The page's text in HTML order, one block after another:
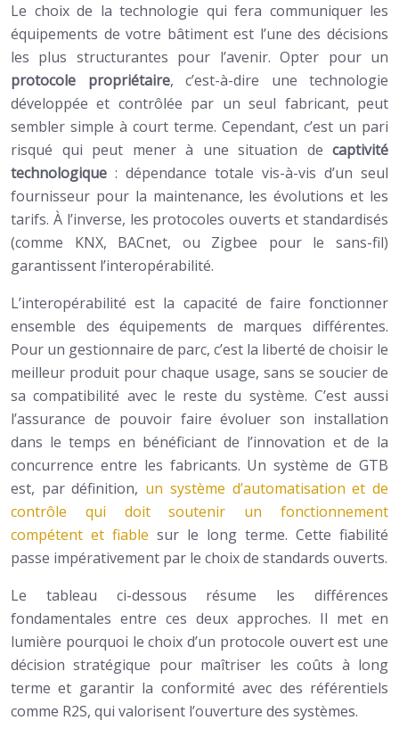
Le choix de la technologie qui fera communiquer les
équipements de votre bâtiment est l’une des décisions
les plus structurantes pour l’avenir. Opter pour un
protocole propriétaire, c’est-à-dire une technologie
développée et contrôlée par un seul fabricant, peut
sembler simple à court terme. Cependant, c’est un pari
risqué qui peut mener à une situation de captivité
technologique : dépendance totale vis-à-vis d’un seul
fournisseur pour la maintenance, les évolutions et les
tarifs. À l’inverse, les protocoles ouverts et standardisés
(comme KNX, BACnet, ou Zigbee pour le sans-fil)
garantissent l’interopérabilité.
L’interopérabilité est la capacité de faire fonctionner
ensemble des équipements de marques différentes.
Pour un gestionnaire de parc, c’est la liberté de choisir le
meilleur produit pour chaque usage, sans se soucier de
sa compatibilité avec le reste du système. C’est aussi
l’assurance de pouvoir faire évoluer son installation
dans le temps en bénéficiant de l’innovation et de la
concurrence entre les fabricants. Un système de GTB
est, par définition, un système d’automatisation et de
contrôle qui doit soutenir un fonctionnement
compétent et fiable sur le long terme. Cette fiabilité
passe impérativement par le choix de standards ouverts.
Le tableau ci-dessous résume les différences
fondamentales entre ces deux approches. Il met en
lumière pourquoi le choix d’un protocole ouvert est une
décision stratégique pour maîtriser les coûts à long
terme et garantir la conformité avec des référentiels
comme R2S, qui valorisent l’ouverture des systèmes.